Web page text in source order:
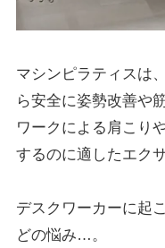
マシンピラティスは
ら安全に姿勢改善や
ワークによる肩こり
するのに適したエク
デスクワーカーに起
どの悩み…。